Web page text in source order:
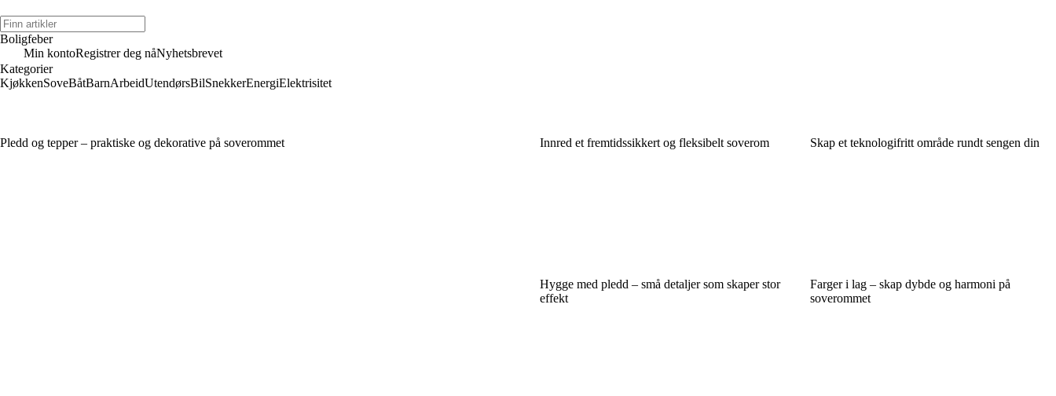
Boligfeber
Min kontoRegistrer deg nåNyhetsbrevet
Kategorier
KjøkkenSoveBåtBarnArbeidUtendørsBilSnekkerEnergiElektrisitet
Pledd og tepper – praktiske og dekorative på soverommet Innred et fremtidssikkert og fleksibelt soverom Skap et teknologifritt område rundt sengen din
Hygge med pledd – små detaljer som skaper stor
effekt
Farger i lag – skap dybde og harmoni på
soverommet